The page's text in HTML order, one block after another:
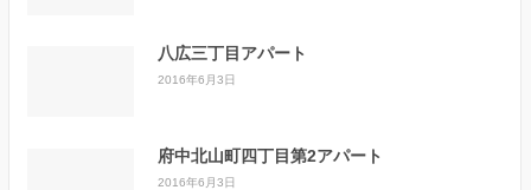
八広三丁目アパート
2016年6月3日
府中北山町四丁目第2アパート
2016年6月3日